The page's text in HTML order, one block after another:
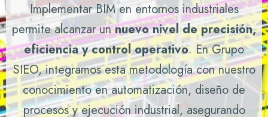
Implementar BIM en entornos industriales
permite alcanzar unnuevo nivel de precisión,
eficiencia y control operativo. En Grupo
SIEO, integramos esta metodología con nuestro
conocimiento en automatización, diseño de
procesos y ejecución industrial, asegurando